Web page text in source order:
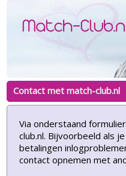
Contact met match-club.nl
Via onderstaand
club.nl. Bijvoorbeeld als
betalingen
contact opnemen met